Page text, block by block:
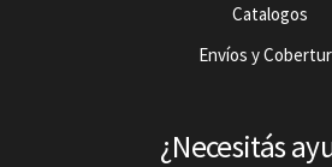
Catalogos
Envíos y
¿Necesitás